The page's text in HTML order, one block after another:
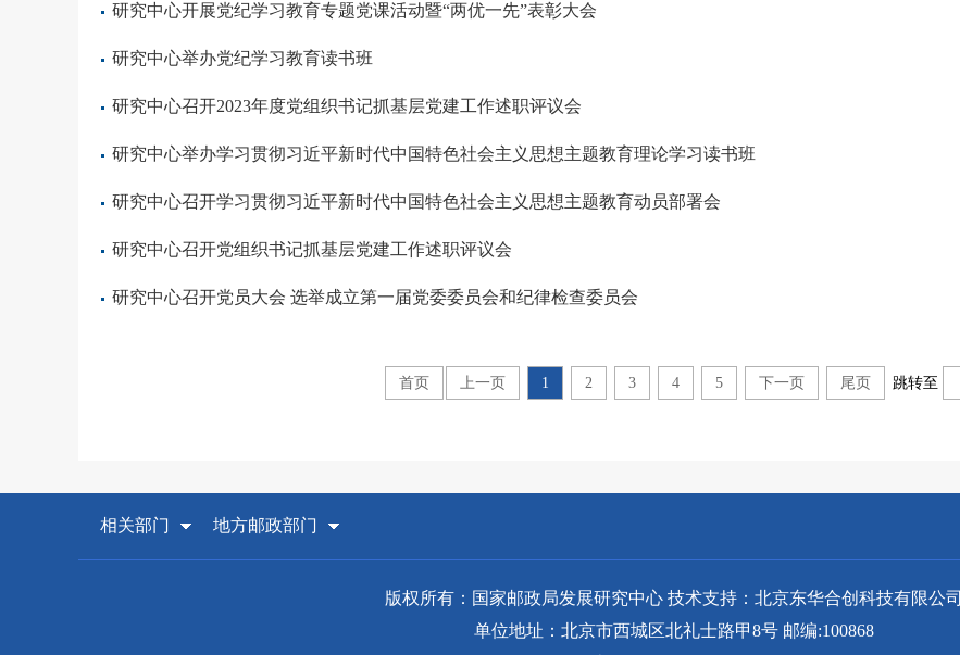
研究中心开展党纪学习教育专题党课活动暨“两优一先”表彰大会
研究中心举办党纪学习教育读书班
研究中心召开2023年度党组织书记抓基层党建工作述职评议会
研究中心举办学习贯彻习近平新时代中国特色社会主义思想主题教育理论学习读书班
研究中心召开学习贯彻习近平新时代中国特色社会主义思想主题教育动员部署会
研究中心召开党组织书记抓基层党建工作述职评议会
研究中心召开党员大会 选举成立第一届党委委员会和纪律检查委员会
首页 上一页 1 2 3 4 5 下一页 尾页 跳转至
相关部门 地方邮政部门
版权所有：国家邮政局发展研究中心 技术支持：北京东华合创科技有限公司
单位地址：北京市西城区北礼士路甲8号 邮编:100868